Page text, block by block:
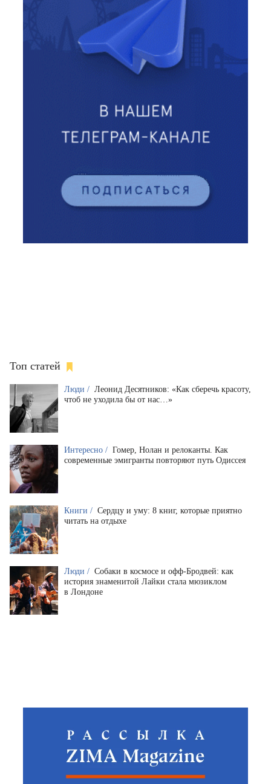
Топ статей
Люди / Леонид Десятников: «Как сберечь красоту,
чтоб не уходила бы от нас…»
Интересно / Гомер, Нолан и релоканты. Как
современные эмигранты повторяют путь Одиссея
Книги / Сердцу и уму: 8 книг, которые приятно
читать на отдыхе
Люди / Собаки в космосе и офф-Бродвей: как
история знаменитой Лайки стала мюзиклом
в Лондоне